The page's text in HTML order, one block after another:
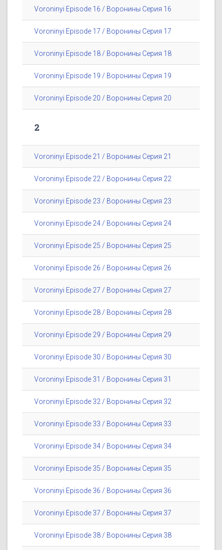
Voroninyi Episode 16 / Воронины Серия 16
Voroninyi Episode 17 / Воронины Серия 17
Voroninyi Episode 18 / Воронины Серия 18
Voroninyi Episode 19 / Воронины Серия 19
Voroninyi Episode 20 / Воронины Серия 20
2
Voroninyi Episode 21 / Воронины Серия 21
Voroninyi Episode 22 / Воронины Серия 22
Voroninyi Episode 23 / Воронины Серия 23
Voroninyi Episode 24 / Воронины Серия 24
Voroninyi Episode 25 / Воронины Серия 25
Voroninyi Episode 26 / Воронины Серия 26
Voroninyi Episode 27 / Воронины Серия 27
Voroninyi Episode 28 / Воронины Серия 28
Voroninyi Episode 29 / Воронины Серия 29
Voroninyi Episode 30 / Воронины Серия 30
Voroninyi Episode 31 / Воронины Серия 31
Voroninyi Episode 32 / Воронины Серия 32
Voroninyi Episode 33 / Воронины Серия 33
Voroninyi Episode 34 / Воронины Серия 34
Voroninyi Episode 35 / Воронины Серия 35
Voroninyi Episode 36 / Воронины Серия 36
Voroninyi Episode 37 / Воронины Серия 37
Voroninyi Episode 38 / Воронины Серия 38